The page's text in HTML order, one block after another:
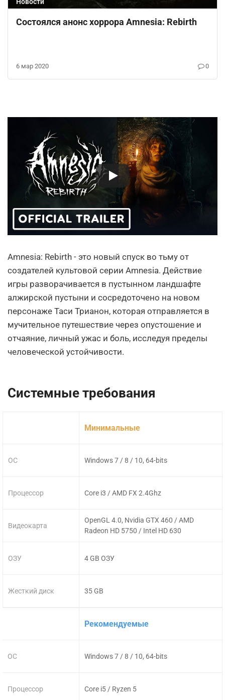
Состоялся анонс хоррора Amnesia: Rebirth
6 мар 2020 0
Amnesia: Rebirth - это новый спуск во тьму от
создателей культовой серии Amnesia. Действие
игры разворачивается в пустынном ландшафте
алжирской пустыни и сосредоточено на новом
персонаже Таси Трианон, которая отправляется в
мучительное путешествие через опустошение и
отчаяние, личный ужас и боль, исследуя пределы
человеческой устойчивости.
Системные требования
ОС
Процессор
Видеокарта
ОЗУ
Жесткий диск
Минимальные
Windows 7 / 8 / 10, 64-bits
Core i3 / AMD FX 2.4Ghz
OpenGL 4.0, Nvidia GTX 460 / AMD
Radeon HD 5750 / Intel HD 630
4 GB ОЗУ
35 GB
ОС
Процессор
Рекомендуемые
Windows 7 / 8 / 10, 64-bits
Core i5 / Ryzen 5